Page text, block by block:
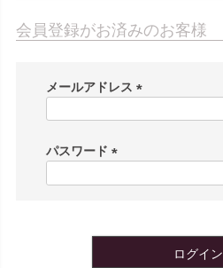
会員登録がお済みのお客様
メールアドレス
)
パスワード
ログイン